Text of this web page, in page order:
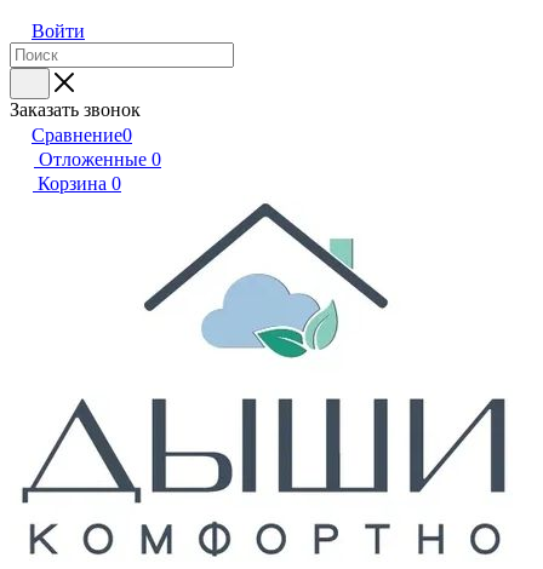
Войти
Заказать звонок
Сравнение0
Отложенные 0
Корзина 0